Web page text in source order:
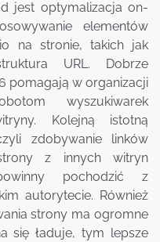
jest optymalizacja on-
elementów
na stronie, takich jak
URL. Dobrze
pomagają w organizacji
wyszukiwarek
Kolejną istotną
zdobywanie linków
z innych witryn
pochodzić z
autorytecie. Również
strony ma ogromne
się ładuje, tym lepsze